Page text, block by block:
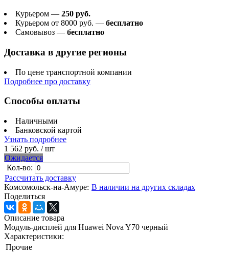
Курьером — 250 руб.
Курьером от 8000 руб. — бесплатно
Самовывоз — бесплатно
Доставка в другие регионы
По цене транспортной компании
Подробнее про доставку
Способы оплаты
Наличными
Банковской картой
Узнать подробнее
1 562 руб. / шт
Ожидается
Кол-во:
Рассчитать доставку
Комсомольск-на-Амуре: В наличии на других складах
Поделиться
Описание товара
Модуль-дисплей для Huawei Nova Y70 черный
Характеристики:
Прочие